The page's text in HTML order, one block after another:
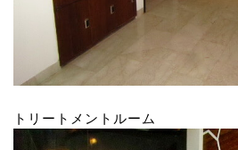
トリートメントルーム